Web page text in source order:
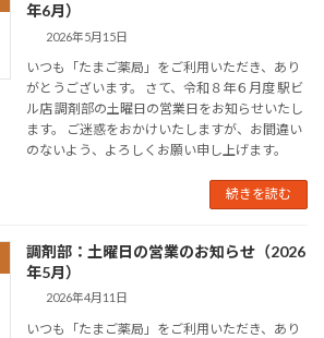
年6月）
2026年5月15日
いつも「たまご薬局」をご利用いただき、あり
がとうございます。 さて、令和８年６月度 駅ビ
ル店 調剤部の土曜日の営業日をお知らせいたし
ます。 ご迷惑をおかけいたしますが、お間違い
のないよう、よろしくお願い申し上げます。
続きを読む
調剤部：土曜日の営業のお知らせ（2026
年5月）
2026年4月11日
いつも「たまご薬局」をご利用いただき、あり